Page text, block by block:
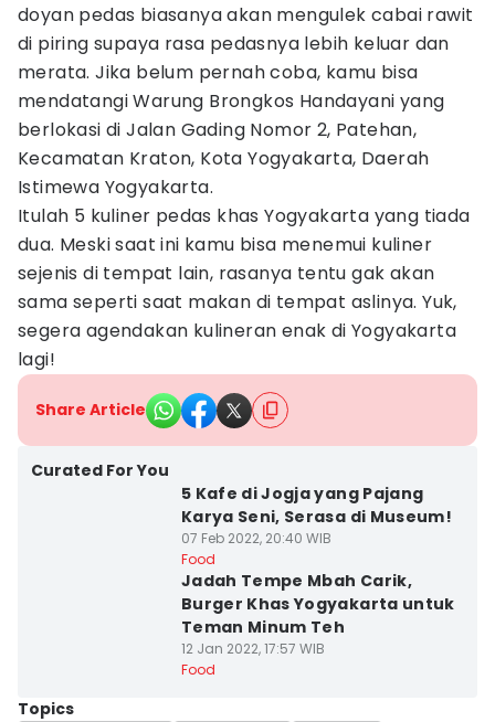
doyan pedas biasanya akan mengulek cabai rawit
di piring supaya rasa pedasnya lebih keluar dan
merata. Jika belum pernah coba, kamu bisa
mendatangi Warung Brongkos Handayani yang
berlokasi di Jalan Gading Nomor 2, Patehan,
Kecamatan Kraton, Kota Yogyakarta, Daerah
Istimewa Yogyakarta.
Itulah 5 kuliner pedas khas Yogyakarta yang tiada
dua. Meski saat ini kamu bisa menemui kuliner
sejenis di tempat lain, rasanya tentu gak akan
sama seperti saat makan di tempat aslinya. Yuk,
segera agendakan kulineran enak di Yogyakarta
lagi!
Share Article
Curated For You
5 Kafe di Jogja yang Pajang
Karya Seni, Serasa di Museum!
07 Feb 2022, 20:40 WIB
Food
Jadah Tempe Mbah Carik,
Burger Khas Yogyakarta untuk
Teman Minum Teh
12 Jan 2022, 17:57 WIB
Food
Topics